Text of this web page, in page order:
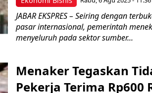
JABAR EKSPRES – Seiring dengan
pasar internasional, pemerintah
menyeluruh pada sektor sumber...
Menaker Tegaskan
Pekerja Terima Rp600